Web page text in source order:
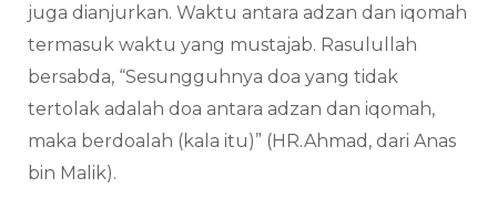
juga dianjurkan. Waktu antara adzan dan iqomah
termasuk waktu yang mustajab. Rasulullah
bersabda, “Sesungguhnya doa yang tidak
tertolak adalah doa antara adzan dan iqomah,
maka berdoalah (kala itu)” (HR.Ahmad, dari Anas
bin Malik).